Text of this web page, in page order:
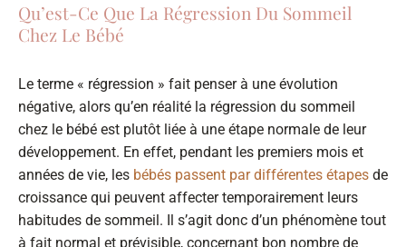
Qu’est-Ce Que La Régression Du Sommeil
Chez Le Bébé
Le terme « régression » fait penser à une évolution
négative, alors qu’en réalité la régression du sommeil
chez le bébé est plutôt liée à une étape normale de leur
développement. En effet, pendant les premiers mois et
années de vie, les bébés passent par différentes étapes de
croissance qui peuvent affecter temporairement leurs
habitudes de sommeil. Il s’agit donc d’un phénomène tout
à fait normal et prévisible, concernant bon nombre de